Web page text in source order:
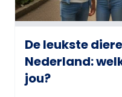
De leukste
Nederland:
jou?